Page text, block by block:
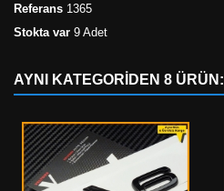
Referans 1365
Stokta var 9 Adet
AYNI KATEGORIDEN 8 ÜRÜN: